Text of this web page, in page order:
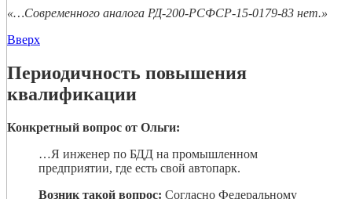
«…Современного аналога РД-200-РСФСР-15-0179-83 нет.»
Вверх
Периодичность повышения
квалификации
Конкретный вопрос от Ольги:
…Я инженер по БДД на промышленном
предприятии, где есть свой автопарк.
Возник такой вопрос: Согласно Федеральному